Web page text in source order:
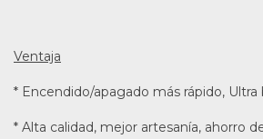
Ventaja
* Encendido/apagado más rápido, Ultra
* Alta calidad, mejor artesanía, ahorro